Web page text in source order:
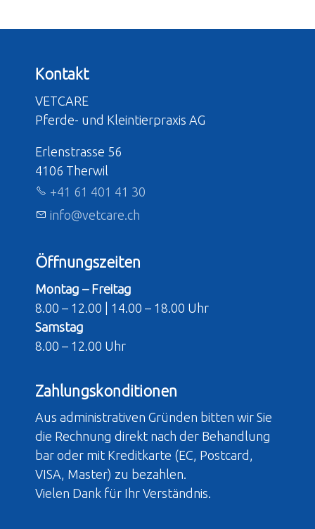
Kontakt
VETCARE
Pferde- und Kleintierpraxis AG
Erlenstrasse 56
4106 Therwil
+41 61 401 41 30
nf
v tc r ch
Öffnungszeiten
Montag – Freitag
8.00 – 12.00 | 14.00 – 18.00 Uhr
Samstag
8.00 – 12.00 Uhr
Zahlungskonditionen
Aus administrativen Gründen bitten wir Sie
die Rechnung direkt nach der Behandlung
bar oder mit Kreditkarte (EC, Postcard,
VISA, Master) zu bezahlen.
Vielen Dank für Ihr Verständnis.